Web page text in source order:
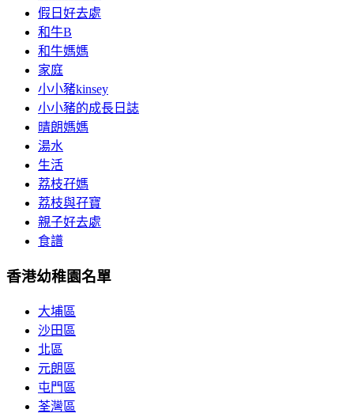
假日好去處
和牛B
和牛媽媽
家庭
小小豬kinsey
小小豬的成長日誌
晴朗媽媽
湯水
生活
荔枝孖媽
荔枝與孖寶
親子好去處
食譜
香港幼稚園名單
大埔區
沙田區
北區
元朗區
屯門區
荃灣區